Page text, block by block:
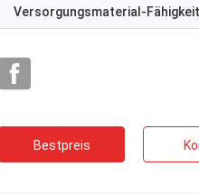
Versorgungsmaterial-Fähigkeit
Bestpreis